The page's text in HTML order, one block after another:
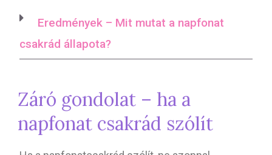
Eredmények – Mit mutat a napfonat
csakrád állapota?
Záró gondolat – ha a
napfonat csakrád szólít